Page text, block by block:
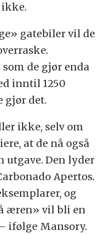
ikke.
gatebiler vil de
de gjør enda
inntil 1250
gjør det.
ikke, selv om
at de nå også
utgave. Den lyder
Apertos.
og
æren» vil bli en
ifølge Mansory.